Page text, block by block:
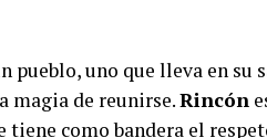
pueblo, uno que lleva en su
magia de reunirse.Rincón
como bandera el